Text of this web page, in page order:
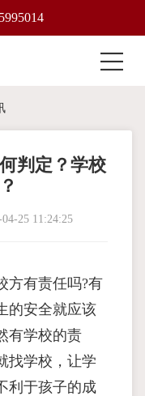
判定？学校
04-25 11:24:25
方有责任吗?有
的安全就应该
有学校的责
找学校，让学
利于孩子的成